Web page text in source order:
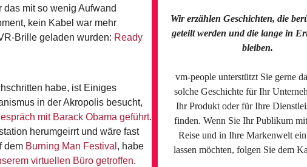
mit so wenig Aufwand
kein Kabel war mehr
Brille geladen wurden: Ready
habe, ist Einiges
in der Akropolis besucht,
mit Barack Obama geführt.
herumgeirrt und wäre fast
dem Burning Man Festival , habe
virtuellen Büro getroffen.
Wir erzählen Geschichten, die
geteilt werden und die lange in
bleiben.
vm-people unterstützt Sie gerne
solche Geschichte für Ihr
Ihr Produkt oder für Ihre
finden. Wenn Sie Ihr Publikum
Reise und in Ihre Markenwelt
lassen möchten, folgen Sie dem